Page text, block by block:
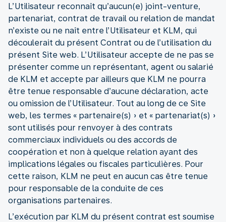
L’Utilisateur reconnaît qu’aucun(e) joint-venture,
partenariat, contrat de travail ou relation de mandat
n’existe ou ne naît entre l’Utilisateur et KLM, qui
découlerait du présent Contrat ou de l’utilisation du
présent Site web. L’Utilisateur accepte de ne pas se
présenter comme un représentant, agent ou salarié
de KLM et accepte par ailleurs que KLM ne pourra
être tenue responsable d’aucune déclaration, acte
ou omission de l’Utilisateur. Tout au long de ce Site
web, les termes « partenaire(s) » et « partenariat(s) »
sont utilisés pour renvoyer à des contrats
commerciaux individuels ou des accords de
coopération et non à quelque relation ayant des
implications légales ou fiscales particulières. Pour
cette raison, KLM ne peut en aucun cas être tenue
pour responsable de la conduite de ces
organisations partenaires.
L’exécution par KLM du présent contrat est soumise